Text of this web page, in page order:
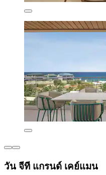
วัน จีที แกรนด์ เคย์แมน